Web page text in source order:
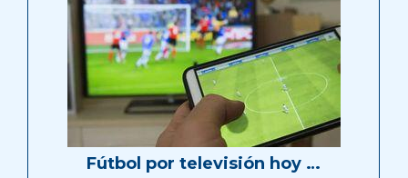
Fútbol por televisión hoy …